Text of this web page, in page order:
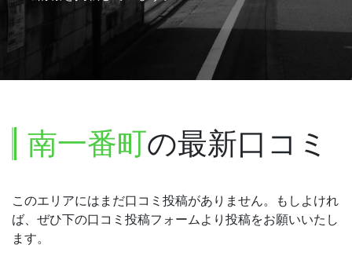
南一番町の最新口コミ
このエリアにはまだ口コミ投稿がありません。もしよけれ
ば、ぜひ下の口コミ投稿フォームより投稿をお願いいたし
ます。